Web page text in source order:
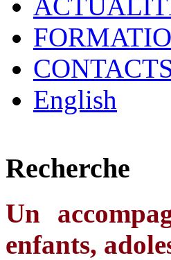
English
Recherche
Un
enfants,